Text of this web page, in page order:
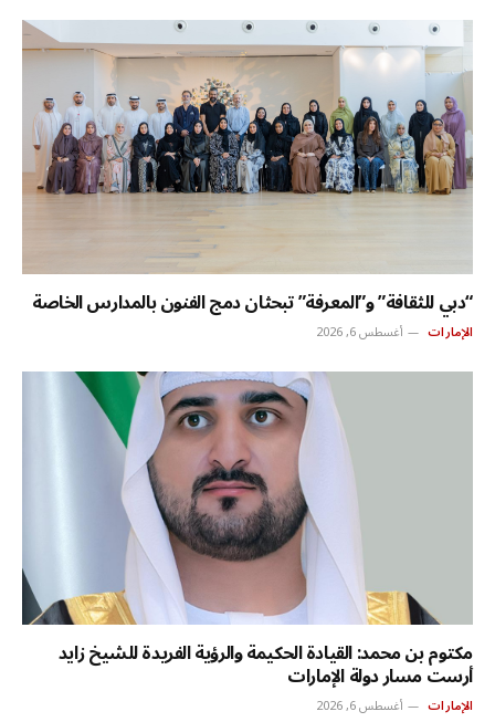
“دبي للثقافة” و”المعرفة” تبحثان دمج الفنون بالمدارس الخاصة
الإمارات أغسطس 6, 2026
مكتوم بن محمد: القيادة الحكيمة والرؤية الفريدة للشيخ زايد
أرست مسار دولة الإمارات
الإمارات أغسطس 6, 2026